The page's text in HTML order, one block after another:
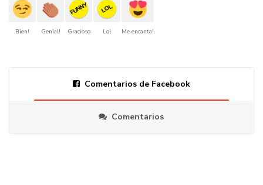
Bien! Genial!
FUNNY
Gracioso
LOL
Lol Me encanta!
Comentarios de Facebook
Comentarios